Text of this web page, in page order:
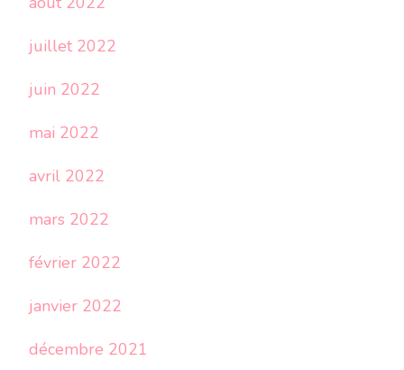
juillet 2022
juin 2022
mai 2022
avril 2022
mars 2022
février 2022
janvier 2022
décembre 2021